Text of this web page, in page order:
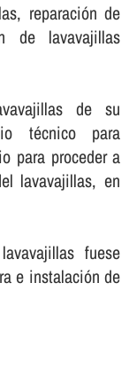
reparación de
de lavavajillas
de su
técnico para
para proceder a
lavavajillas, en
fuese
e instalación de